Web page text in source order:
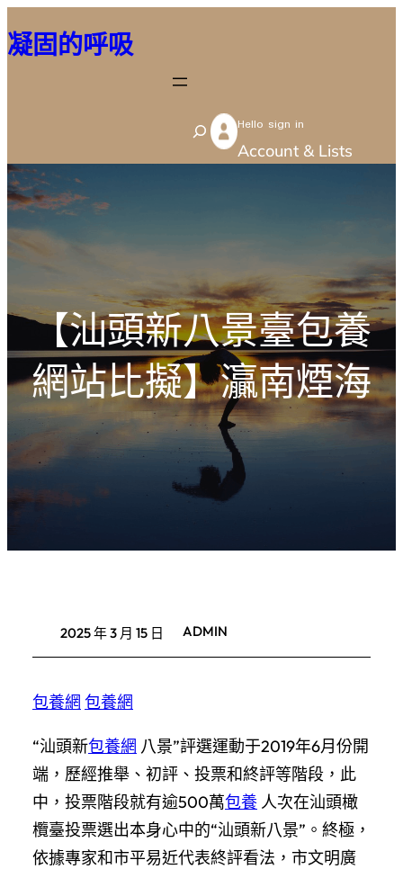
至
容
凝固的呼吸
S
e
Hello sign in
Account & Lists
【汕頭新八景臺包養
網站比擬】灜南煙海
2025 年 3 月 15 日 ADMIN
包養網 包養網
“汕頭新包養網 八景”評選運動于2019年6月份開
端，歷經推舉、初評、投票和終評等階段，此
中，投票階段就有逾500萬包養 人次在汕頭橄
欖臺投票選出本身心中的“汕頭新八景”。終極，
依據專家和市平易近代表終評看法，市文明廣